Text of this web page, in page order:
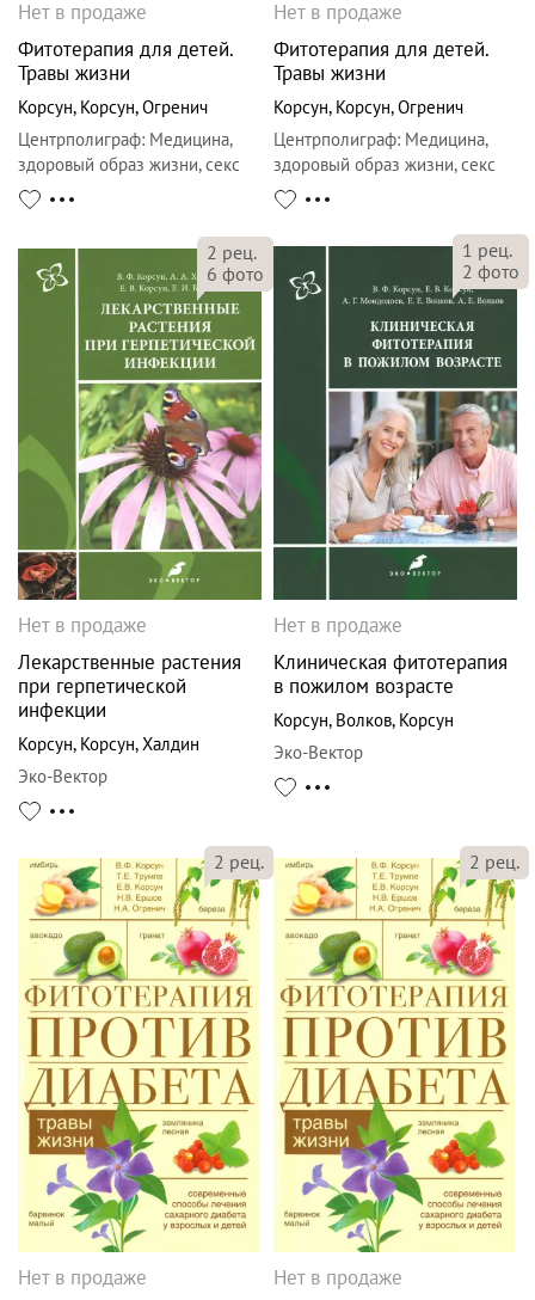
Нет в продаже
Фитотерапия для детей.
Травы жизни
Корсун, Корсун,Огренич
Центрполиграф: Медицина,
здоровый образ жизни, секс
Нет в продаже
Фитотерапия для детей.
Травы жизни
Корсун, Корсун,Огренич
Центрполиграф: Медицина,
здоровый образ жизни, секс
2 рец.
6 фото
Нет в продаже
Лекарственные растения
при герпетической
инфекции
Корсун, Корсун,Халдин
Эко-Вектор
1 рец.
2 фото
Нет в продаже
Клиническая фитотерапия
в пожилом возрасте
Корсун, Волков, Корсун
Эко-Вектор
2 рец.
Нет в продаже
2 рец.
Нет в продаже